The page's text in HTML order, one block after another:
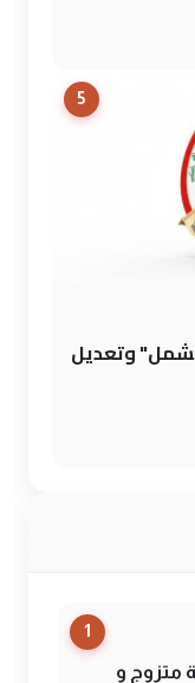
5
وتعديل
1
متزوج و